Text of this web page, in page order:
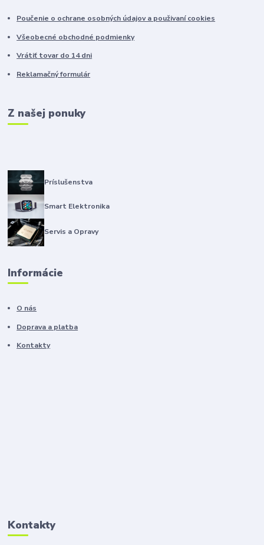
Poučenie o ochrane osobných údajov a použivaní cookies
Všeobecné obchodné podmienky
Vrátiť tovar do 14 dni
Reklamačný formulár
Z našej ponuky
Príslušenstva
Smart Elektronika
Servis a Opravy
Informácie
O nás
Doprava a platba
Kontakty
Kontakty